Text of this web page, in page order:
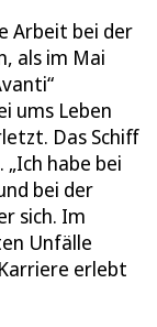
Arbeit bei der
als im Mai
ums Leben
Das Schiff
habe bei
bei der
sich. Im
Unfälle
erlebt